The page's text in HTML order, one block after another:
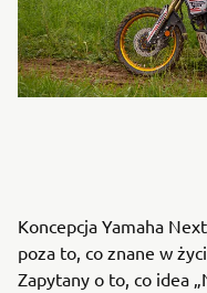
Koncepcja Yamaha
poza to, co znane w
Zapytany o to, co idea